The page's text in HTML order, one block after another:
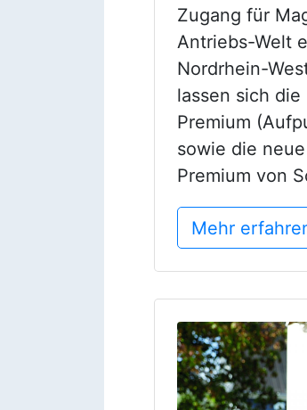
Zugang für
Antriebs-Welt
Nordrhein-
lassen sich
Premium
sowie die
Premium von
Mehr